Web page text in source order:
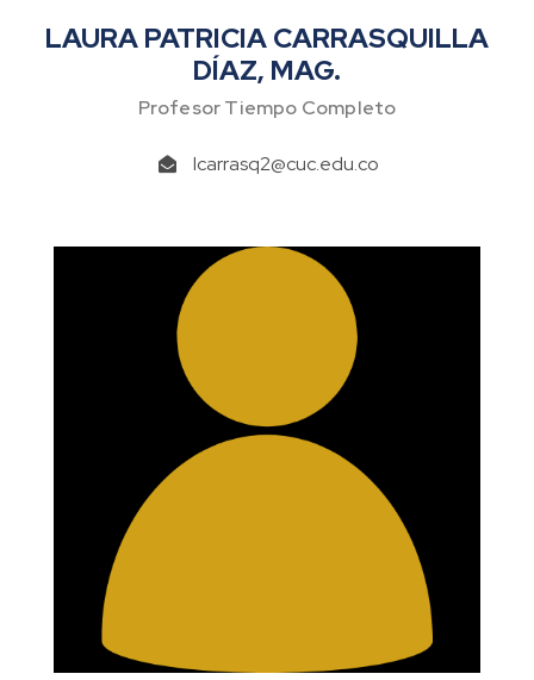
LAURA PATRICIA CARRASQUILLA
DÍAZ, MAG.
Profesor Tiempo Completo
lcarrasq2@cuc.edu.co